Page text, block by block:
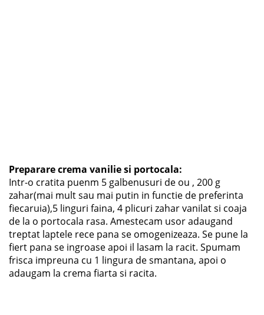
Preparare crema vanilie si portocala:
Intr-o cratita puenm 5 galbenusuri de ou , 200 g
zahar(mai mult sau mai putin in functie de preferinta
fiecaruia),5 linguri faina, 4 plicuri zahar vanilat si coaja
de la o portocala rasa. Amestecam usor adaugand
treptat laptele rece pana se omogenizeaza. Se pune la
fiert pana se ingroase apoi il lasam la racit. Spumam
frisca impreuna cu 1 lingura de smantana, apoi o
adaugam la crema fiarta si racita.